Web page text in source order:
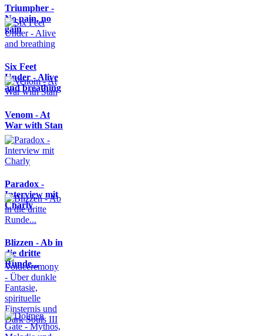
Triumpher -
No pain, no
gain
Six Feet
Under - Alive
and breathing
Venom - At
War with Stan
Paradox -
Interview mit
Charly
Blizzen - Ab in
die dritte
Runde...